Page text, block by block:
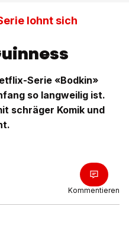
lohnt sich
Serie «Bodkin»
so langweilig ist.
schräger Komik und
Kommentieren